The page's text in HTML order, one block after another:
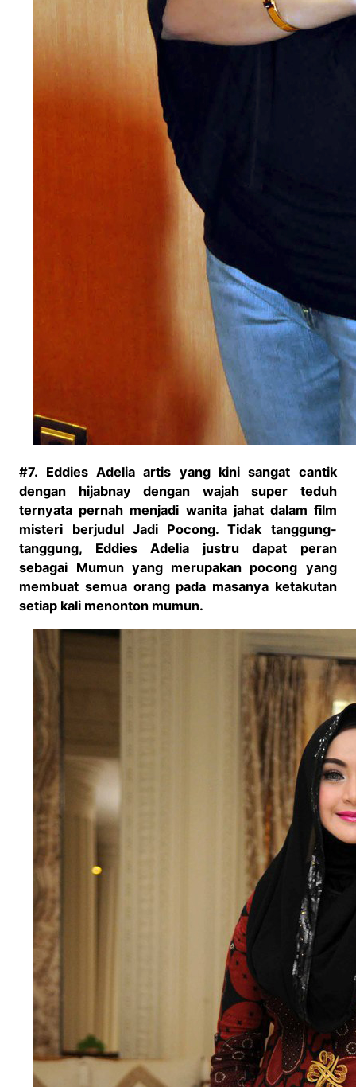
#7. Eddies Adelia artis yang kini sangat cantik
dengan hijabnay dengan wajah super teduh
ternyata pernah menjadi wanita jahat dalam film
misteri berjudul Jadi Pocong. Tidak tanggung-
tanggung, Eddies Adelia justru dapat peran
sebagai Mumun yang merupakan pocong yang
membuat semua orang pada masanya ketakutan
setiap kali menonton mumun.